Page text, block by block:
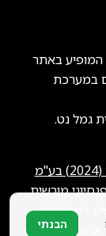
באתר
במערכת
גמל נט.
מורשית.
המוסדיים.
שיווק פנסיוני
הבנתי